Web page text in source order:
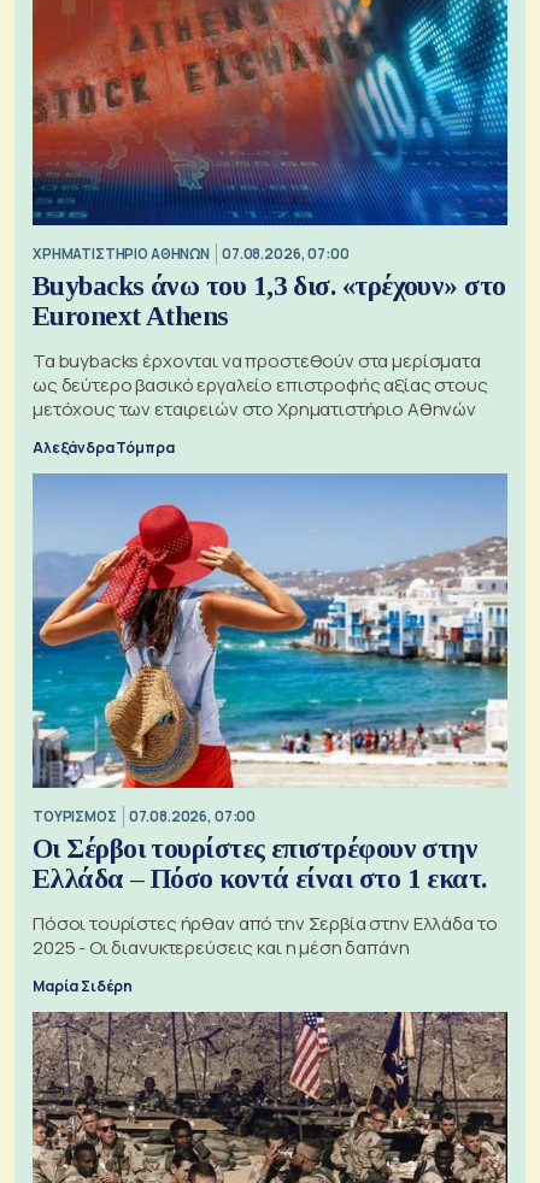
XΡΗΜΑΤΙΣΤΗΡΙΟ ΑΘΗΝΩΝ 07.08.2026, 07:00
Buybacks άνω του 1,3 δισ. «τρέχουν» στο
Euronext Athens
Τα buybacks έρχονται να προστεθούν στα μερίσματα
ως δεύτερο βασικό εργαλείο επιστροφής αξίας στους
μετόχους των εταιρειών στο Χρηματιστήριο Αθηνών
Αλεξάνδρα Τόμπρα
ΤΟΥΡΙΣΜΟΣ 07.08.2026, 07:00
Οι Σέρβοι τουρίστες επιστρέφουν στην
Ελλάδα – Πόσο κοντά είναι στο 1 εκατ.
Πόσοι τουρίστες ήρθαν από την Σερβία στην Ελλάδα το
2025 - Οι διανυκτερεύσεις και η μέση δαπάνη
Μαρία Σιδέρη